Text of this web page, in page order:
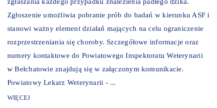
Zgłoszenie umożliwia pobranie prób do badań w kierunku ASF i
stanowi ważny element działań mających na celu ograniczenie
rozprzestrzeniania się choroby. Szczegółowe informacje oraz
numery kontaktowe do Powiatowego Inspektoratu Weterynarii
w Bełchatowie znajdują się w załączonym komunikacie.
Powiatowy Lekarz Weterynarii - ...
WIĘCEJ